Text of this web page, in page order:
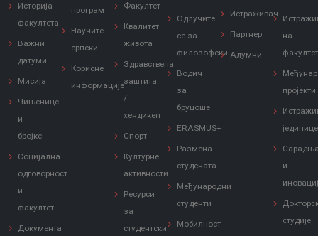
Историја
факултета
Важни
датуми
Мисија
Чињенице
и
бројке
Социјална
одговорност
и
факултет
Документа
програм
Научите
српски
Корисне
информације
Факултет
Квалитет
живота
Здравствена
заштита
/
хендикеп
Спорт
Културне
активности
Ресурси
за
студентски
Одлучите
се за
филозофски
Водич
за
бруцоше
ERASMUS+
Размена
студената
Међународни
студенти
Мобилност
Истраживач
Партнер
Алумни
на
пројекти
јединице
и
студије